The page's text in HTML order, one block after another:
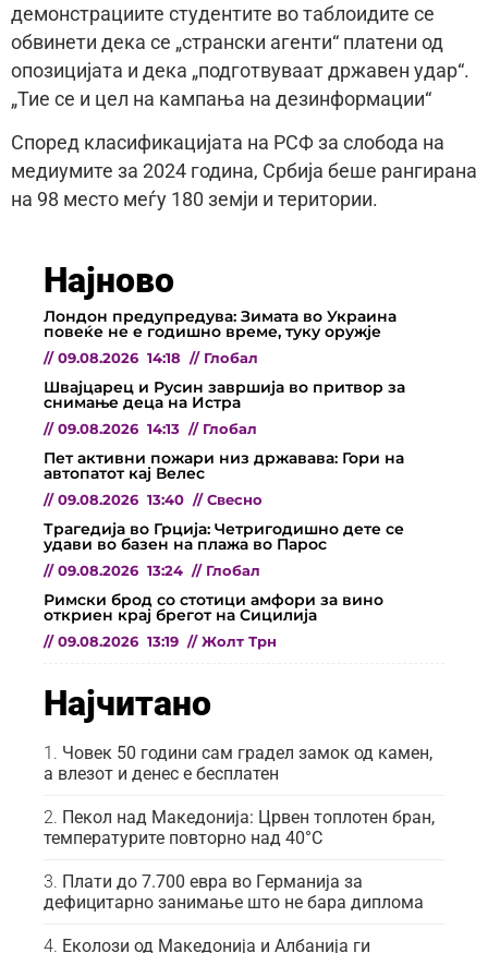
демонстрациите студентите во таблоидите се
обвинети дека се „странски агенти“ платени од
опозицијата и дека „подготвуваат државен удар“.
„Тие се и цел на кампања на дезинформации“
Според класификацијата на РСФ за слобода на
медиумите за 2024 година, Србија беше рангирана
на 98 место меѓу 180 земји и територии.
Најново
Лондон предупредува: Зимата во Украина
повеќе не е годишно време, туку оружје
// 09.08.2026 14:18 // Глобал
Швајцарец и Русин завршија во притвор за
снимање деца на Истра
// 09.08.2026 14:13 // Глобал
Пет активни пожари низ државава: Гори на
автопатот кај Велес
// 09.08.2026 13:40 // Свесно
Трагедија во Грција: Четригодишно дете се
удави во базен на плажа во Парос
// 09.08.2026 13:24 // Глобал
Римски брод со стотици амфори за вино
откриен крај брегот на Сицилија
// 09.08.2026 13:19 // Жолт Трн
Најчитано
Човек 50 години сам градел замок од камен,
а влезот и денес е бесплатен
Пекол над Македонија: Црвен топлотен бран,
температурите повторно над 40°C
Плати до 7.700 евра во Германија за
дефицитарно занимање што не бара диплома
Еколози од Македонија и Албанија ги